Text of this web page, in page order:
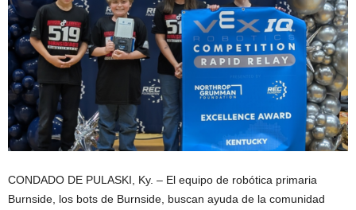
CONDADO DE PULASKI, Ky. – El equipo de robótica primaria
Burnside, los bots de Burnside, buscan ayuda de la comunidad